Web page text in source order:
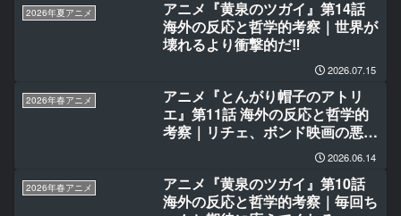
2026年夏アニメ
アニメ『黄泉のツガイ』第14話
海外の反応と哲学的考察｜世界が
壊れるより衝撃的だ‼
2026.07.15
2026年春アニメ
アニメ『とんがり帽子のアトリ
エ』第11話 海外の反応と哲学的
考察｜リチェ、ボンド映画の悪役
2026.06.14
2026年春アニメ
アニメ『黄泉のツガイ』第10話
海外の反応と哲学的考察｜毎回ち